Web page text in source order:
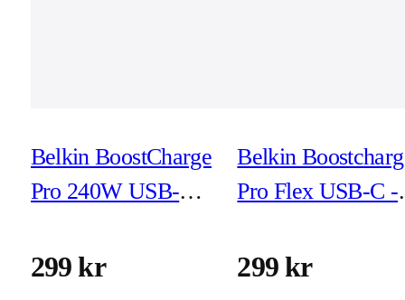
Belkin BoostCharge
Pro 240W USB-C -
299 kr
Belkin
Pro Flex USB-C -
299 kr